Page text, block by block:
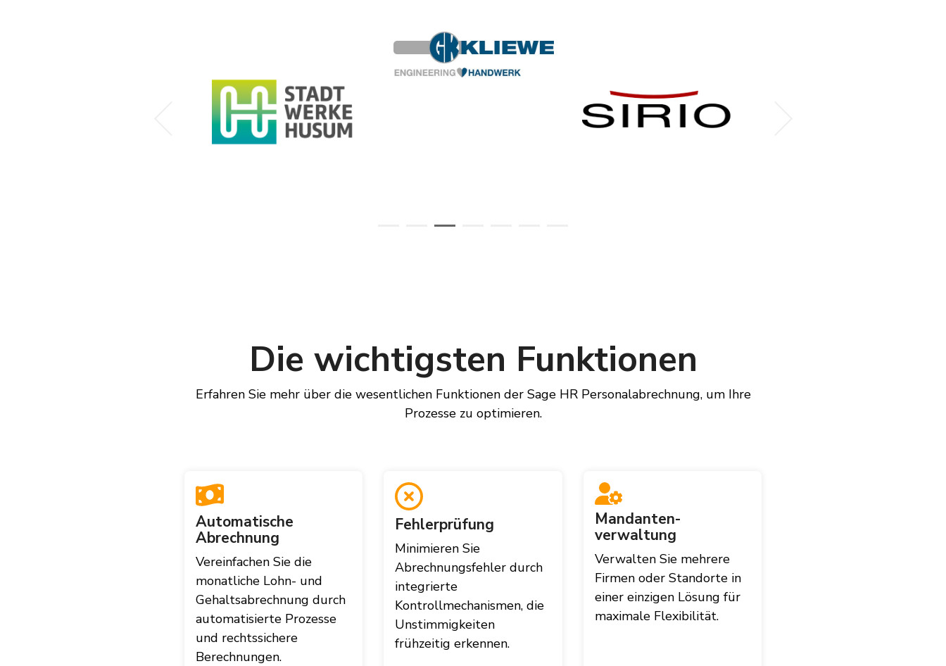
Die wichtigsten Funktionen
Erfahren Sie mehr über die wesentlichen Funktionen der Sage HR Personalabrechnung, um Ihre
Prozesse zu optimieren.
Automatische
Abrechnung
Vereinfachen Sie die
monatliche Lohn- und
Gehaltsabrechnung durch
automatisierte Prozesse
und rechtssichere
Berechnungen.
Fehlerprüfung
Minimieren Sie
Abrechnungsfehler durch
integrierte
Kontrollmechanismen, die
Unstimmigkeiten
frühzeitig erkennen.
Mandanten-
verwaltung
Verwalten Sie mehrere
Firmen oder Standorte in
einer einzigen Lösung für
maximale Flexibilität.